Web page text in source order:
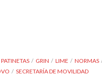
GRIN LIME NORMAS
SECRETARÍA DE MOVILIDAD